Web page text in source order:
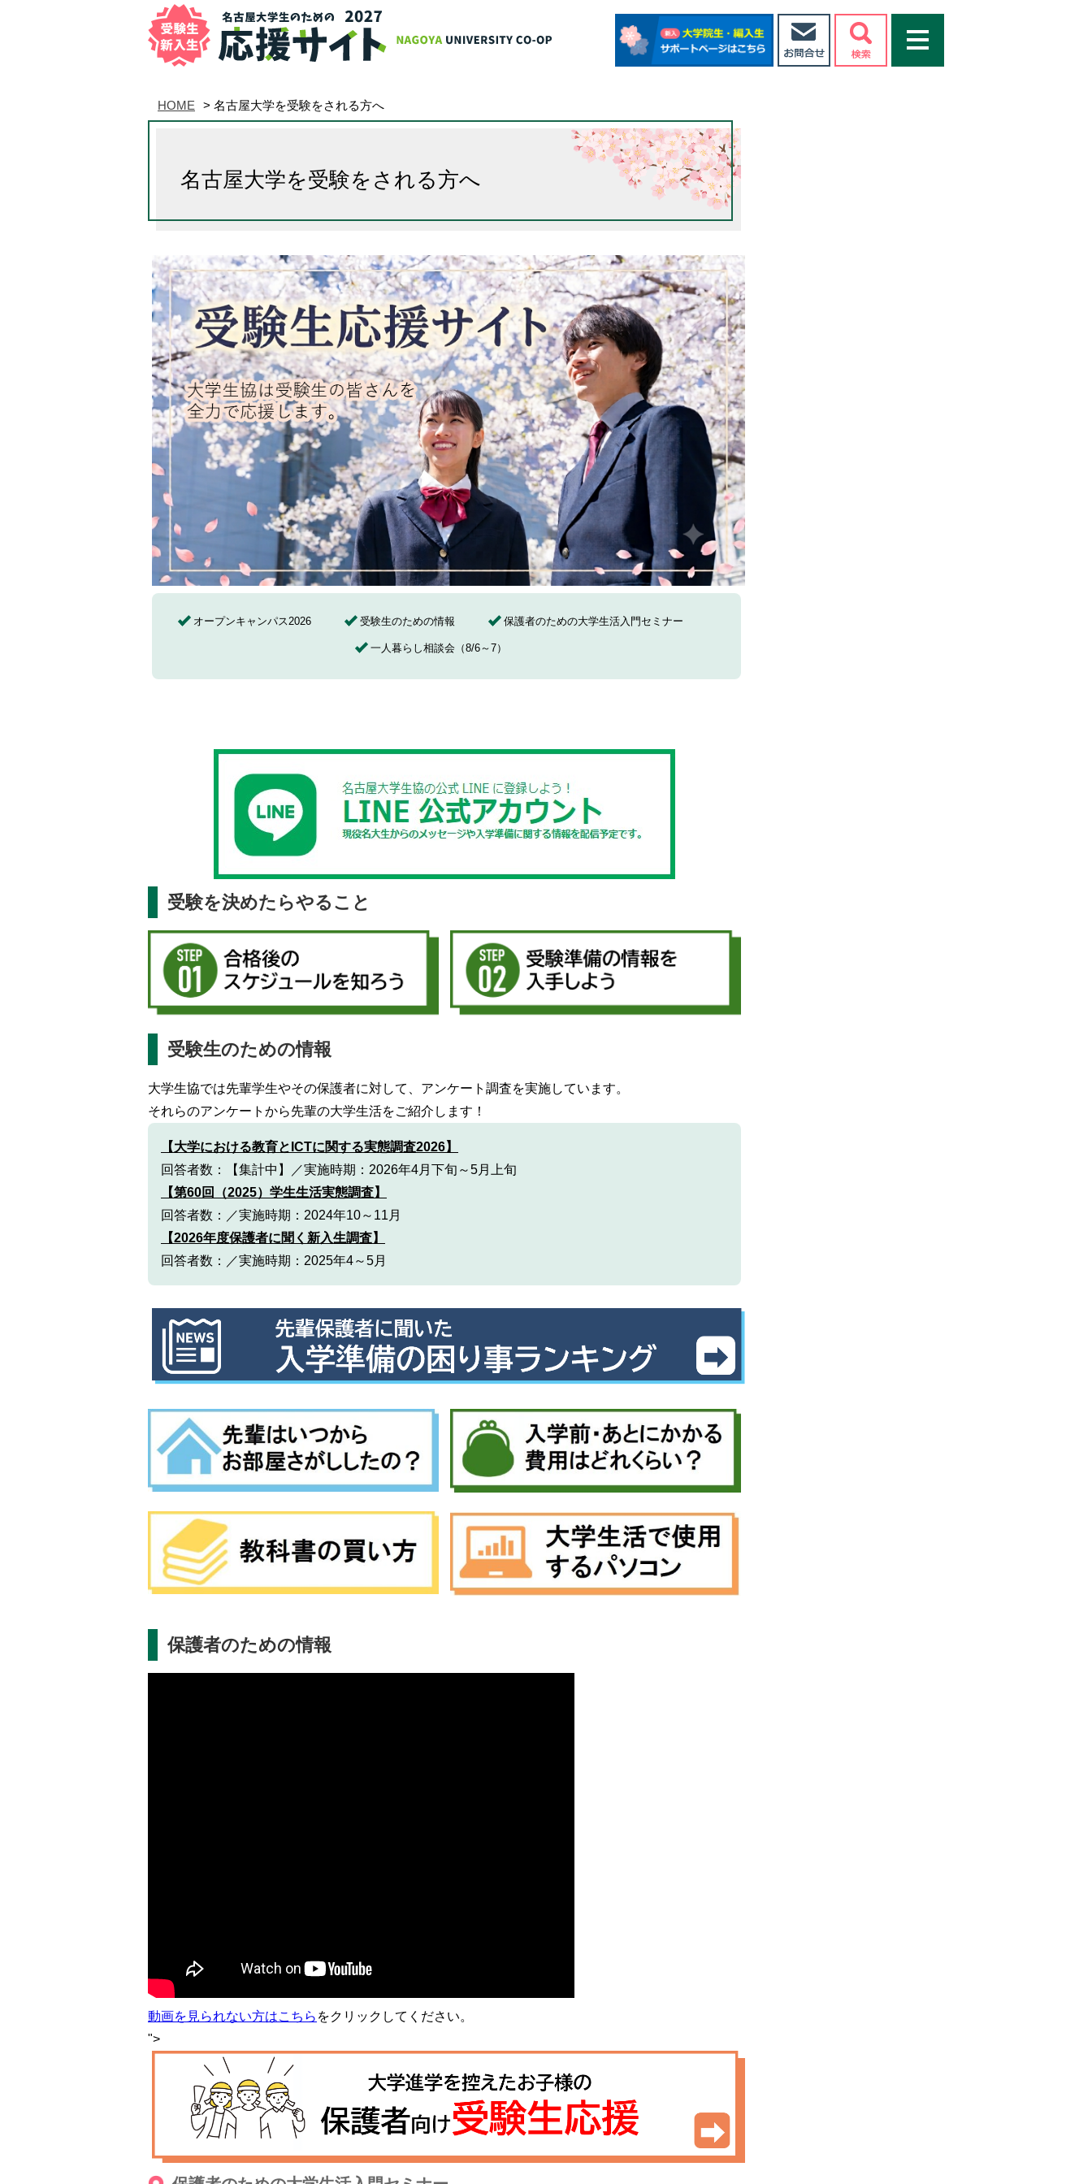
名古屋大学消費生活協同組合 受験生・新入生応援サイト
お問い合わせ
HOME > 名古屋大学を受験をされる方へ
名古屋大学を受験をされる方へ
オープンキャンパス2026 受験生のための情報 保護者のための大学生活入門セミナー
一人暮らし相談会（8/6～7）
受験を決めたらやること
受験生のための情報
大学生協では先輩学生やその保護者に対して、アンケート調査を実施しています。
それらのアンケートから先輩の大学生活をご紹介します！
【大学における教育とICTに関する実態調査2026】
回答者数：【集計中】／実施時期：2026年4月下旬～5月上旬
【第60回（2025）学生生活実態調査】
回答者数：／実施時期：2024年10～11月
【2026年度保護者に聞く新入生調査】
回答者数：／実施時期：2025年4～5月
保護者のための情報
動画を見られない方はこちら をクリックしてください。
">